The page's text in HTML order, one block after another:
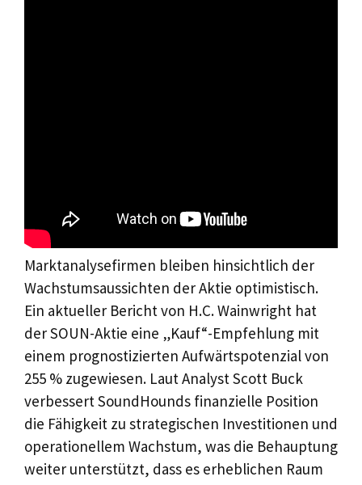
Marktanalysefirmen bleiben hinsichtlich der
Wachstumsaussichten der Aktie optimistisch.
Ein aktueller Bericht von H.C. Wainwright hat
der SOUN-Aktie eine „Kauf“-Empfehlung mit
einem prognostizierten Aufwärtspotenzial von
255 % zugewiesen. Laut Analyst Scott Buck
verbessert SoundHounds finanzielle Position
die Fähigkeit zu strategischen Investitionen und
operationellem Wachstum, was die Behauptung
weiter unterstützt, dass es erheblichen Raum